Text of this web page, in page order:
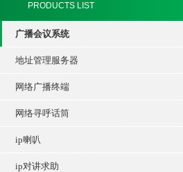
PRODUCTS LIST
广播会议系统
地址管理服务器
网络广播终端
网络寻呼话筒
ip喇叭
ip对讲求助